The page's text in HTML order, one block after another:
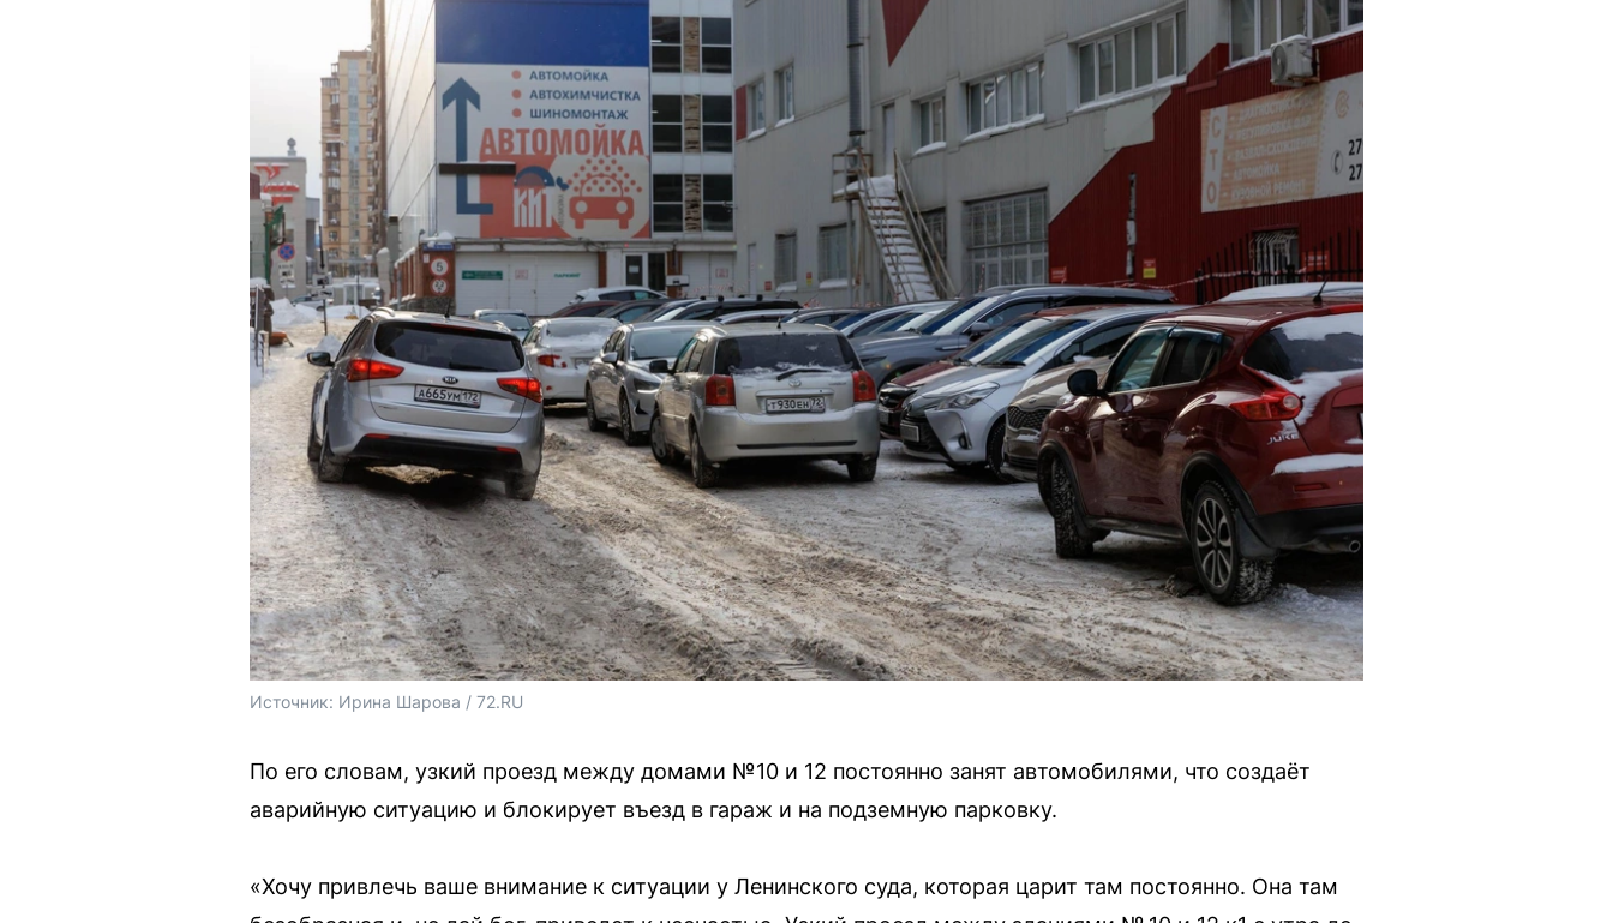
Источник: Ирина Шарова / 72.RU
По его словам, узкий проезд между домами №10 и 12 постоянно занят автомобилями, что создаёт
аварийную ситуацию и блокирует въезд в гараж и на подземную парковку.
«Хочу привлечь ваше внимание к ситуации у Ленинского суда, которая царит там постоянно. Она там